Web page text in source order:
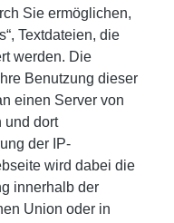
Sie ermöglichen,
Textdateien, die
werden. Die
Benutzung dieser
einen Server von
und dort
der IP-
wird dabei die
innerhalb der
Union oder in